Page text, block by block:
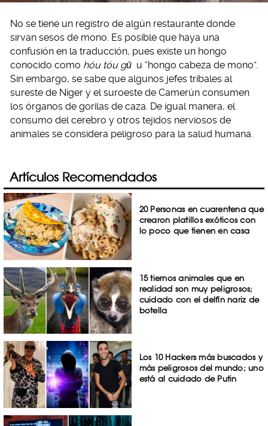
No se tiene un registro de algún restaurante donde
sirvan sesos de mono. Es posible que haya una
confusión en la traducción, pues existe un hongo
conocido como hóu tóu gū u “hongo cabeza de mono”.
Sin embargo, se sabe que algunos jefes tribales al
sureste de Níger y el suroeste de Camerún consumen
los órganos de gorilas de caza. De igual manera, el
consumo del cerebro y otros tejidos nerviosos de
animales se considera peligroso para la salud humana.
Artículos Recomendados
20 Personas en cuarentena que
crearon platillos exóticos con
lo poco que tienen en casa
15 tiernos animales que en
realidad son muy peligrosos;
cuidado con el delfín nariz de
botella
Los 10 Hackers más buscados y
más peligrosos del mundo; uno
está al cuidado de Putin